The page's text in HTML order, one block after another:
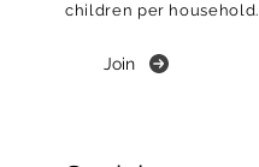
children per household.
Join